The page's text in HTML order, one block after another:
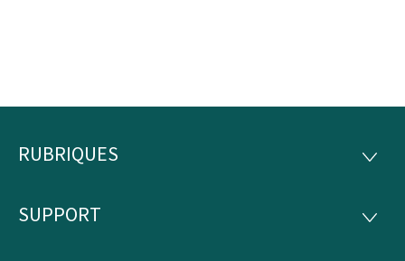
Pied
page
RUBRIQUES
SUPPORT